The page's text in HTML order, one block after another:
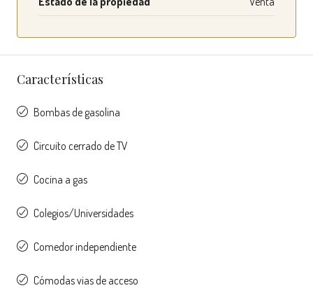
Características
Bombas de gasolina
Circuito cerrado de TV
Cocina a gas
Colegios/Universidades
Comedor independiente
Cómodas vias de acceso